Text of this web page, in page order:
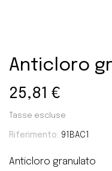
Anticloro
25,81 €
Tasse escluse
Riferimento: 91BAC1
Anticloro granulato